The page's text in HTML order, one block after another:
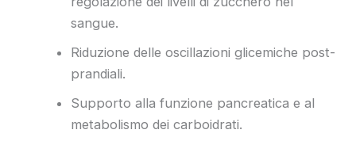
sangue.
Riduzione delle oscillazioni glicemiche post-
prandiali.
Supporto alla funzione pancreatica e al
metabolismo dei carboidrati.